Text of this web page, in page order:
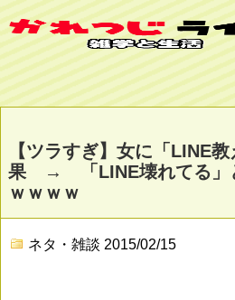
【ツラすぎ】女に「LINE
果 → 「LINE壊れてる」
ｗｗｗｗ
ネタ・雑談 2015/02/15